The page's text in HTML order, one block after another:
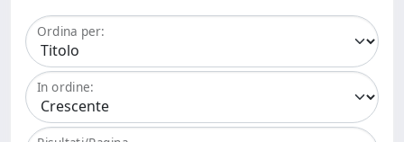
Ordina per:
In ordine: